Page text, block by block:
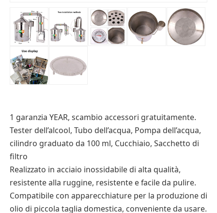
1 garanzia YEAR, scambio accessori gratuitamente.
Tester dell’alcool, Tubo dell’acqua, Pompa dell’acqua,
cilindro graduato da 100 ml, Cucchiaio, Sacchetto di
filtro
Realizzato in acciaio inossidabile di alta qualità,
resistente alla ruggine, resistente e facile da pulire.
Compatibile con apparecchiature per la produzione di
olio di piccola taglia domestica, conveniente da usare.